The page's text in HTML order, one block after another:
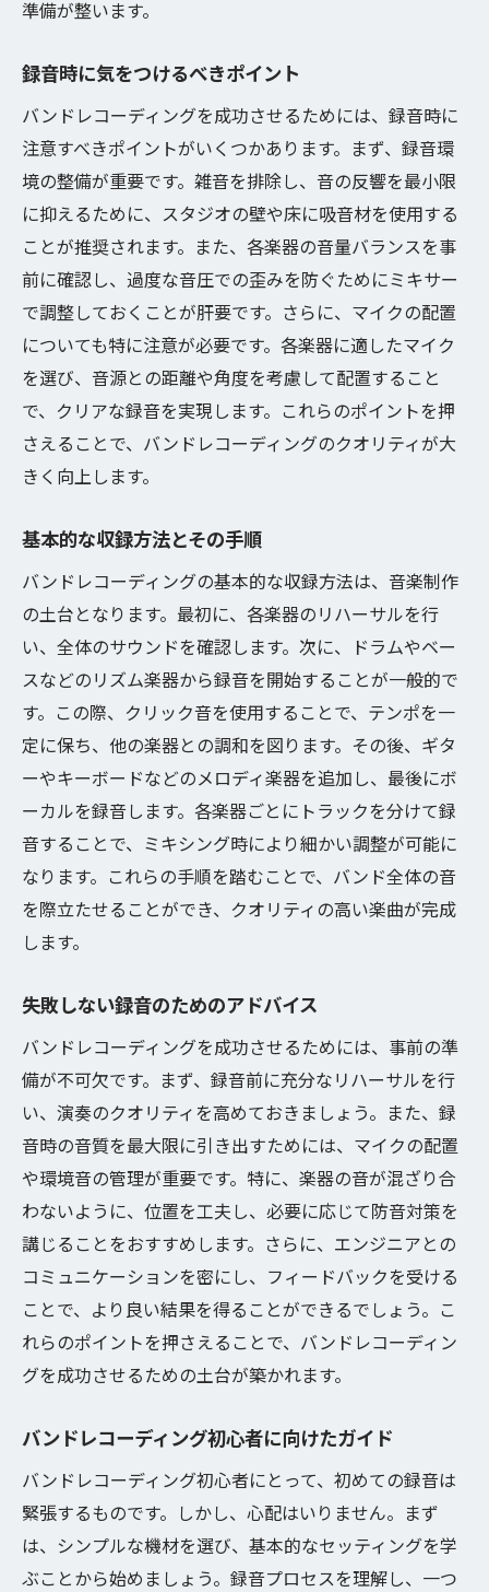
準備が整います。
録音時に気をつけるべきポイント
バンドレコーディングを成功させるためには、録音時に
注意すべきポイントがいくつかあります。まず、録音環
境の整備が重要です。雑音を排除し、音の反響を最小限
に抑えるために、スタジオの壁や床に吸音材を使用する
ことが推奨されます。また、各楽器の音量バランスを事
前に確認し、過度な音圧での歪みを防ぐためにミキサー
で調整しておくことが肝要です。さらに、マイクの配置
についても特に注意が必要です。各楽器に適したマイク
を選び、音源との距離や角度を考慮して配置すること
で、クリアな録音を実現します。これらのポイントを押
さえることで、バンドレコーディングのクオリティが大
きく向上します。
基本的な収録方法とその手順
バンドレコーディングの基本的な収録方法は、音楽制作
の土台となります。最初に、各楽器のリハーサルを行
い、全体のサウンドを確認します。次に、ドラムやベー
スなどのリズム楽器から録音を開始することが一般的で
す。この際、クリック音を使用することで、テンポを一
定に保ち、他の楽器との調和を図ります。その後、ギタ
ーやキーボードなどのメロディ楽器を追加し、最後にボ
ーカルを録音します。各楽器ごとにトラックを分けて録
音することで、ミキシング時により細かい調整が可能に
なります。これらの手順を踏むことで、バンド全体の音
を際立たせることができ、クオリティの高い楽曲が完成
します。
失敗しない録音のためのアドバイス
バンドレコーディングを成功させるためには、事前の準
備が不可欠です。まず、録音前に充分なリハーサルを行
い、演奏のクオリティを高めておきましょう。また、録
音時の音質を最大限に引き出すためには、マイクの配置
や環境音の管理が重要です。特に、楽器の音が混ざり合
わないように、位置を工夫し、必要に応じて防音対策を
講じることをおすすめします。さらに、エンジニアとの
コミュニケーションを密にし、フィードバックを受ける
ことで、より良い結果を得ることができるでしょう。こ
れらのポイントを押さえることで、バンドレコーディン
グを成功させるための土台が築かれます。
バンドレコーディング初心者に向けたガイド
バンドレコーディング初心者にとって、初めての録音は
緊張するものです。しかし、心配はいりません。まず
は、シンプルな機材を選び、基本的なセッティングを学
ぶことから始めましょう。録音プロセスを理解し、一つ